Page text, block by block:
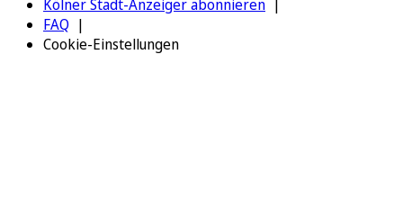
Kölner Stadt-Anzeiger abonnieren
FAQ
Cookie-Einstellungen